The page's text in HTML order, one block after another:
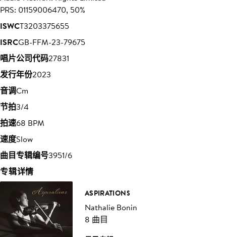
PRS: 01159006470, 50%
ISWCT3203375655
ISRCGB-FFM-23-79675
唱片公司代码27831
发行年份2023
音调Cm
节拍3/4
拍速68 BPM
速度Slow
曲目专辑编号3951/6
专辑详情
ASPIRATIONS
Nathalie Bonin
8 曲目